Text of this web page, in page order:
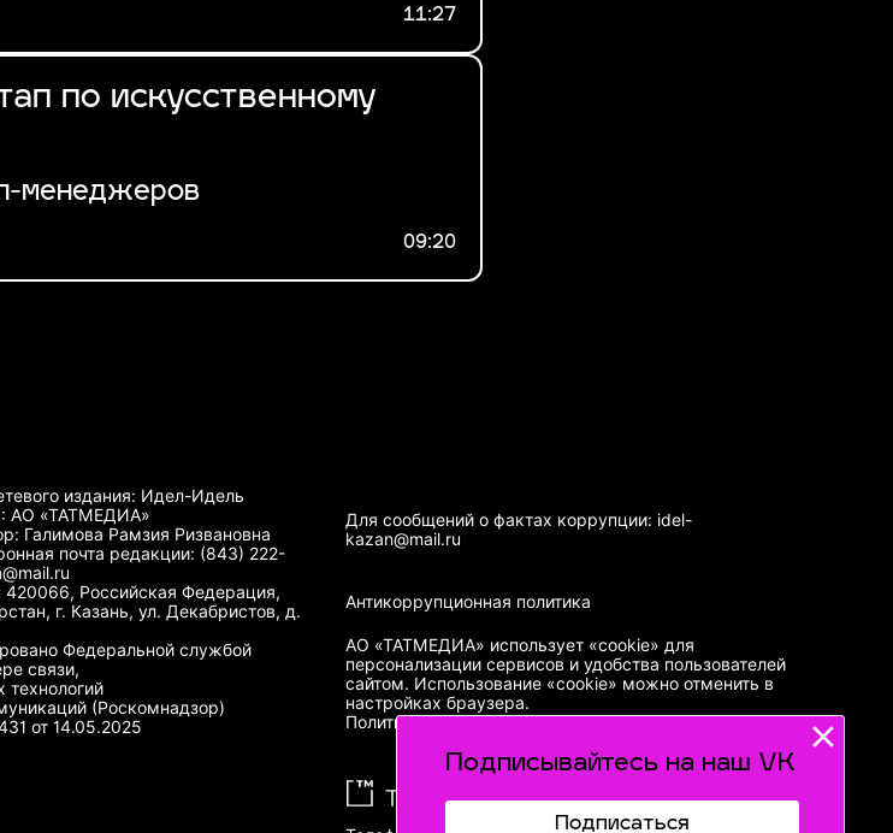
11:27
по искусственному
менеджеров
09:20
Подписывайтесь на наш VK
Подписаться
издания: Идел-Идель
АО «ТАТМЕДИА»
Галимова Рамзия Ризвановна
почта редакции: (843) 222-
Российская Федерация,
г. Казань, ул. Декабристов, д.
Федеральной службой
связи,
(Роскомнадзор)
от 14.05.2025
Для сообщений о фактах коррупции: idel-
kazan@mail.ru
Антикоррупционная политика
АО «ТАТМЕДИА» использует «cookie» для
персонализации сервисов и удобства пользователей
сайтом. Использование «cookie» можно отменить в
настройках браузера.
Политика конфиденциальности